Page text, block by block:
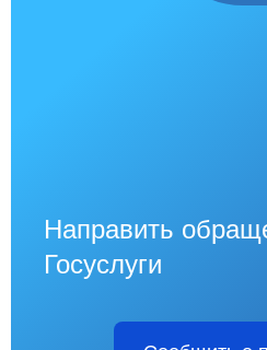
Направить
Госуслуги